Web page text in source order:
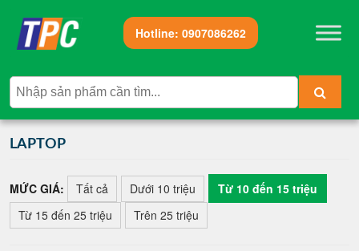
Hotline: 0907086262
LAPTOP
MỨC GIÁ: Tất cả Dưới 10 triệu
Từ 10 đến 15 triệu
Từ 15 đến 25 triệu
Trên 25 triệu